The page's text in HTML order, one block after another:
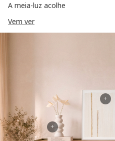
A meia-luz acolhe
Vem ver
+
+